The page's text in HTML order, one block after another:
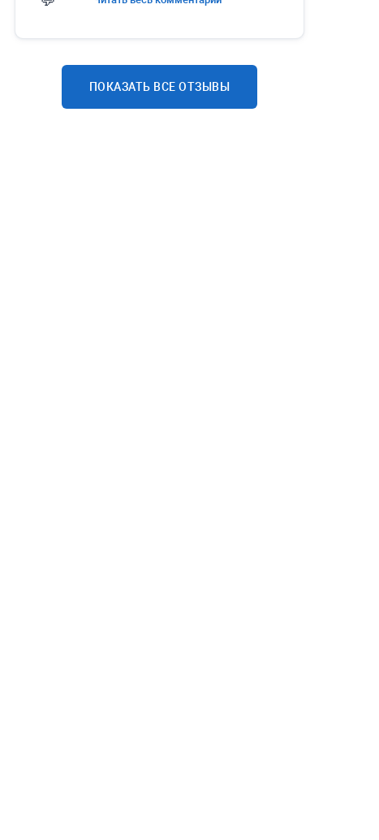
самый продуктивный сотрудник
любители посмотреть онлайн-видео.
Проведя воспитательную беседу, мы
подняли продуктивность в среднем на
ПОКАЗАТЬ ВСЕ ОТЗЫВЫ